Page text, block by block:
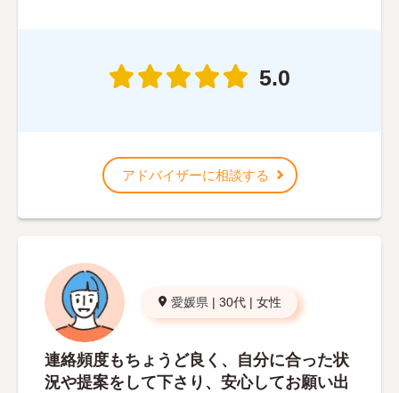
5.0
アドバイザーに相談する
愛媛県 | 30代 | 女性
連絡頻度もちょうど良く、自分に合った状
況や提案をして下さり、安心してお願い出